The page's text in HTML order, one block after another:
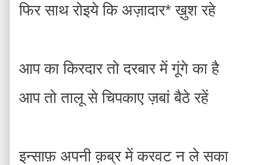
फिर साथ रोइये कि अज़ादार* ख़ुश रहे
आप का किरदार तो दरबार में गूंगे का है
आप तो तालू से चिपकाए ज़बां बैठे रहें
इन्साफ़ अपनी क़ब्र में करवट न ले सका